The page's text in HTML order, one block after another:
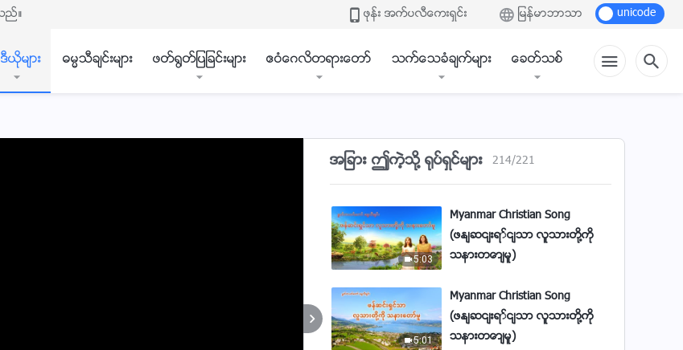
ည္။ ဖုန္း အက္ပလီေကးရွင္း ျမန္မာဘာသာ
ယိုမ်ား ဓမၼသီခ်င္းမ်ား ဖတ္႐ြတ္ျပျခင္းမ်ား ဧဝံေဂလိတရားေတာ္ သက္ေသခံခ်က္မ်ား ေခတ္သစ္
အျခား ဤကဲ့သို႔ ႐ုပ္ရွင္မ်ား 214/221
3:51
လို့သူလုံး၀ ကယ်တင်မယ်) | The
ခရစ်ယာန်ဓမ္မသီချင်း(ဘုရားရဲ့
ချစ်ခြင်းမေတ္တာကို အဘယ်
Myanmar Christian Song (အချစ်
ဆုံးအဖြစ်လူကို ဘုရားမှတ်ယူ)
5:03
Myanmar Christian Song
(ဖန်ဆင်းရှင်သာ လူသားတို့ကို
သနားတော်မူ)
5:01
Myanmar Christian Song
(ဖန်ဆင်းရှင်သာ လူသားတို့ကို
သနားတော်မူ)